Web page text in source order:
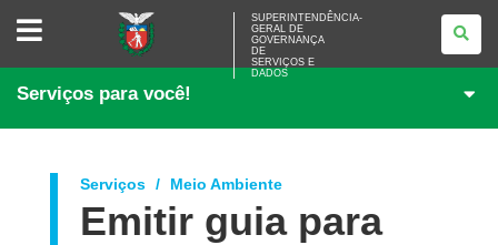
SUPERINTENDÊNCIA-
<BR>GOVERNANÇA
SERVIÇOS
DADOS
SUPERINTENDÊNCIA-
GERAL DE
GOVERNANÇA
DE
SERVIÇOS E
DADOS
Serviços para você!
Serviços Meio Ambiente
Emitir guia para